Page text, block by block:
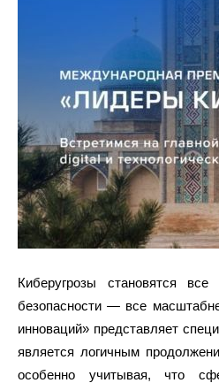
Киберугрозы становятся
безопасности — все
инноваций» представляет
является логичным
особенно учитывая, что